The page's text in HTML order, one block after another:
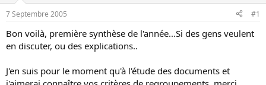
d
e
a
d
s
c
d
é
u
t
7 Septembre 2005 #1
Bon voilà, première synthèse de l'année...Si des gens veulent
en discuter, ou des explications..
J'en suis pour le moment qu'à l'étude des documents et